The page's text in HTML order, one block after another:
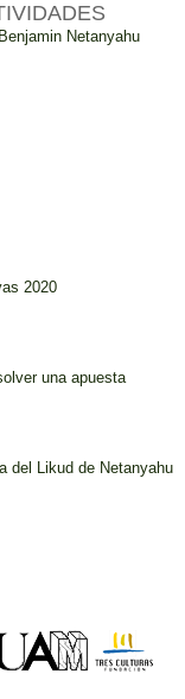
Netanyahu
2020
una apuesta
del Likud de Netanyahu